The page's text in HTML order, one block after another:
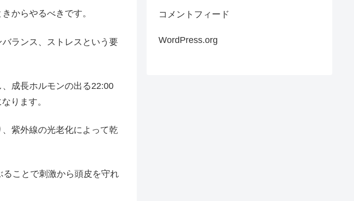
からやるべきです。
ランス、ストレスという要
成長ホルモンの出る22:00
ります。
紫外線の光老化によって乾
ことで刺激から頭皮を守れ
コメントフィード
WordPress.org